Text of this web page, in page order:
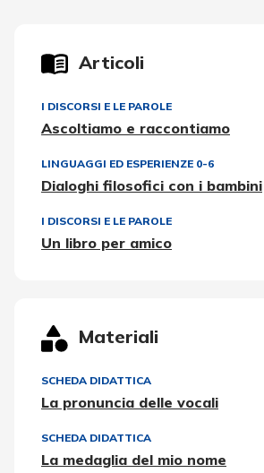
Articoli
I DISCORSI E LE PAROLE
Ascoltiamo e raccontiamo
LINGUAGGI ED ESPERIENZE 0-6
Dialoghi filosofici con i bambini
I DISCORSI E LE PAROLE
Un libro per amico
Materiali
SCHEDA DIDATTICA
La pronuncia delle vocali
SCHEDA DIDATTICA
La medaglia del mio nome